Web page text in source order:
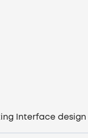
Interface design